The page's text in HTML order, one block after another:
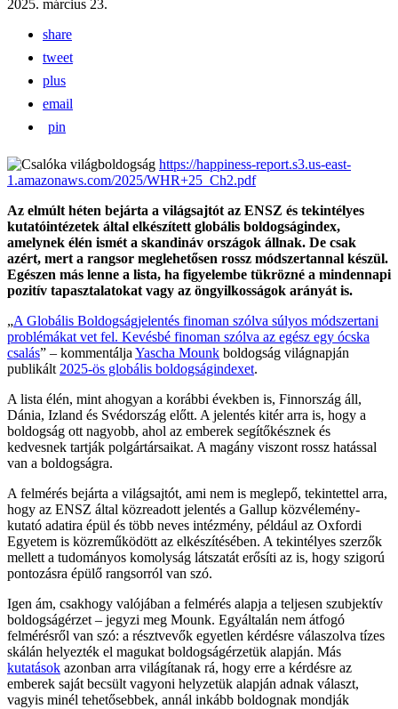
2025. március 23.
share
tweet
plus
email
pin
https://happiness-report.s3.us-east-
1.amazonaws.com/2025/WHR+25_Ch2.pdf
Az elmúlt héten bejárta a világsajtót az ENSZ és tekintélyes
kutatóintézetek által elkészített globális boldogságindex,
amelynek élén ismét a skandináv országok állnak. De csak
azért, mert a rangsor meglehetősen rossz módszertannal készül.
Egészen más lenne a lista, ha figyelembe tükrözné a mindennapi
pozitív tapasztalatokat vagy az öngyilkosságok arányát is.
„A Globális Boldogságjelentés finoman szólva súlyos módszertani
problémákat vet fel. Kevésbé finoman szólva az egész egy ócska
csalás” – kommentálja Yascha Mounk boldogság világnapján
publikált 2025-ös globális boldogságindexet.
A lista élén, mint ahogyan a korábbi években is, Finnország áll,
Dánia, Izland és Svédország előtt. A jelentés kitér arra is, hogy a
boldogság ott nagyobb, ahol az emberek segítőkésznek és
kedvesnek tartják polgártársaikat. A magány viszont rossz hatással
van a boldogságra.
A felmérés bejárta a világsajtót, ami nem is meglepő, tekintettel arra,
hogy az ENSZ által közreadott jelentés a Gallup közvélemény-
kutató adatira épül és több neves intézmény, például az Oxfordi
Egyetem is közreműködött az elkészítésében. A tekintélyes szerzők
mellett a tudományos komolyság látszatát erősíti az is, hogy szigorú
pontozásra épülő rangsorról van szó.
Igen ám, csakhogy valójában a felmérés alapja a teljesen szubjektív
boldogságérzet – jegyzi meg Mounk. Egyáltalán nem átfogó
felmérésről van szó: a résztvevők egyetlen kérdésre válaszolva tízes
skálán helyezték el magukat boldogságérzetük alapján. Más
kutatások azonban arra világítanak rá, hogy erre a kérdésre az
emberek saját becsült vagyoni helyzetük alapján adnak választ,
vagyis minél tehetősebbek, annál inkább boldognak mondják